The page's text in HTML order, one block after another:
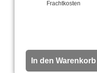
Frachtkosten
In den Warenkorb